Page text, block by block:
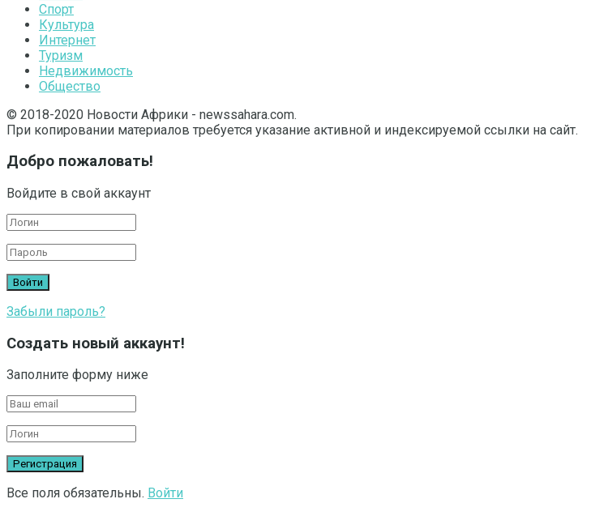
Спорт
Культура
Интернет
Туризм
Недвижимость
Общество
© 2018-2020 Новости Африки - newssahara.com.
При копировании материалов требуется указание активной и индексируемой ссылки на сайт.
Добро пожаловать!
Войдите в свой аккаунт
Забыли пароль?
Создать новый аккаунт!
Заполните форму ниже
Все поля обязательны. Войти